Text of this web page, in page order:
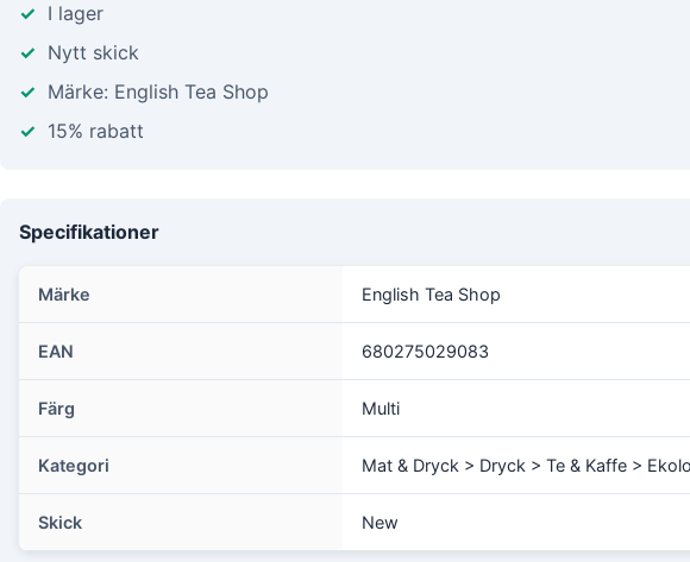
I lager
Nytt skick
Märke: English Tea Shop
15% rabatt
Specifikationer
Märke English Tea Shop
EAN 680275029083
Färg Multi
Kategori Mat & Dryck > Dryck > Te & Kaffe >
Skick New